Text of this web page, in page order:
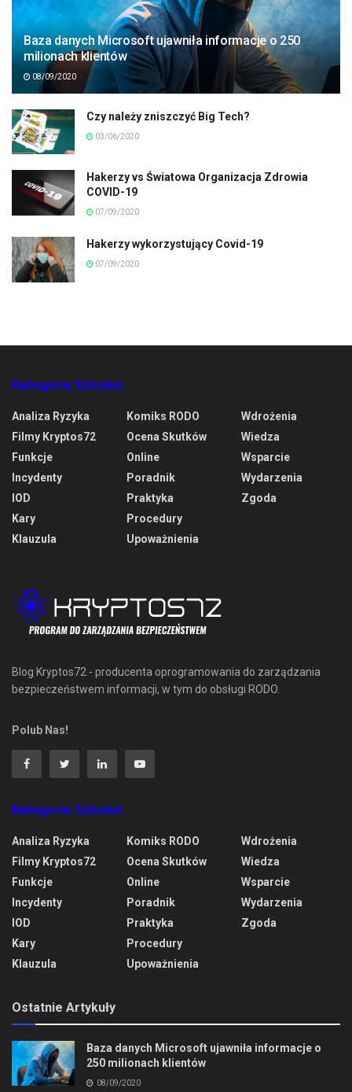
Baza danych Microsoft ujawniła informacje o 250
milionach klientów
08/09/2020
Czy należy zniszczyć Big Tech?
03/06/2020
Hakerzy vs Światowa Organizacja Zdrowia
COVID-19
07/09/2020
Hakerzy wykorzystujący Covid-19
07/09/2020
Kategorie Szkoleń
Analiza Ryzyka
Filmy Kryptos72
Funkcje
Incydenty
IOD
Kary
Klauzula
Komiks RODO
Ocena Skutków
Online
Poradnik
Praktyka
Procedury
Upoważnienia
Wdrożenia
Wiedza
Wsparcie
Wydarzenia
Zgoda
Blog Kryptos72 - producenta oprogramowania do zarządzania
bezpieczeństwem informacji, w tym do obsługi RODO.
Polub Nas!
Kategorie Szkoleń
Analiza Ryzyka
Filmy Kryptos72
Funkcje
Incydenty
IOD
Kary
Klauzula
Komiks RODO
Ocena Skutków
Online
Poradnik
Praktyka
Procedury
Upoważnienia
Wdrożenia
Wiedza
Wsparcie
Wydarzenia
Zgoda
Ostatnie Artykuły
Baza danych Microsoft ujawniła informacje o
250 milionach klientów
08/09/2020